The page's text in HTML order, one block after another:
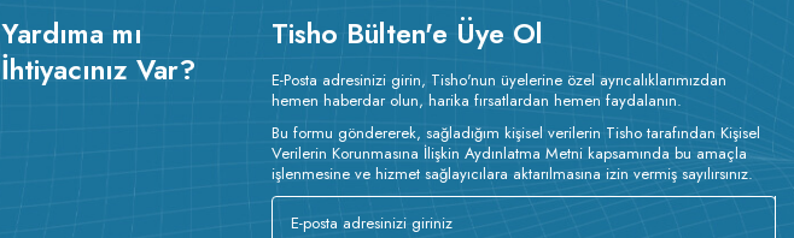
Yardıma mı
İhtiyacınız Var?
Tisho Bülten'e Üye Ol
E-Posta adresinizi girin, Tisho'nun üyelerine özel ayrıcalıklarımızdan
hemen haberdar olun, harika fırsatlardan hemen faydalanın.
Bu formu göndererek, sağladığım kişisel verilerin Tisho tarafından Kişisel
Verilerin Korunmasına İlişkin Aydınlatma Metni kapsamında bu amaçla
işlenmesine ve hizmet sağlayıcılara aktarılmasına izin vermiş sayılırsınız.